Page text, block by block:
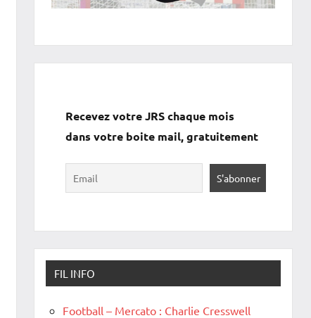
Recevez votre JRS chaque mois
dans votre boite mail, gratuitement
FIL INFO
Football – Mercato : Charlie Cresswell